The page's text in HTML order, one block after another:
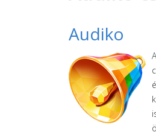
Audiko